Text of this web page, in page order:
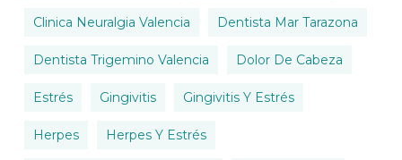
Clinica Neuralgia Valencia Dentista Mar Tarazona
Dentista Trigemino Valencia Dolor De Cabeza
Estrés Gingivitis Gingivitis Y Estrés
Herpes Herpes Y Estrés